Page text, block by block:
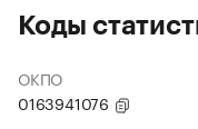
Коды
ОКПО
0163941076